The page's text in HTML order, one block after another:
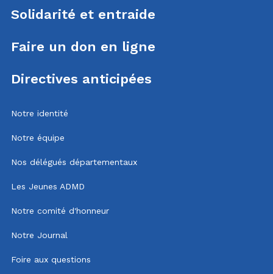
Solidarité et entraide
Faire un don en ligne
Directives anticipées
Notre identité
Notre équipe
Nos délégués départementaux
Les Jeunes ADMD
Notre comité d'honneur
Notre Journal
Foire aux questions